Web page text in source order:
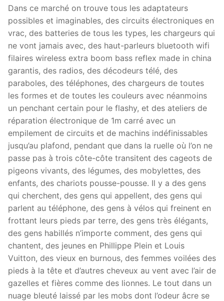
Dans ce marché on trouve tous les adaptateurs
possibles et imaginables, des circuits électroniques en
vrac, des batteries de tous les types, les chargeurs qui
ne vont jamais avec, des haut-parleurs bluetooth wifi
filaires wireless extra boom bass reflex made in china
garantis, des radios, des décodeurs télé, des
paraboles, des téléphones, des chargeurs de toutes
les formes et de toutes les couleurs avec néanmoins
un penchant certain pour le flashy, et des ateliers de
réparation électronique de 1m carré avec un
empilement de circuits et de machins indéfinissables
jusqu’au plafond, pendant que dans la ruelle où l’on ne
passe pas à trois côte-côte transitent des cageots de
pigeons vivants, des légumes, des mobylettes, des
enfants, des chariots pousse-pousse. Il y a des gens
qui cherchent, des gens qui appellent, des gens qui
parlent au téléphone, des gens à vélos qui freinent en
frottant leurs pieds par terre, des gens très élégants,
des gens habillés n’importe comment, des gens qui
chantent, des jeunes en Phillippe Plein et Louis
Vuitton, des vieux en burnous, des femmes voilées des
pieds à la tête et d’autres cheveux au vent avec l’air de
gazelles et fières comme des lionnes. Le tout dans un
nuage bleuté laissé par les mobs dont l’odeur âcre se